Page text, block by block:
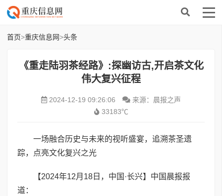
首页>重庆信息网>头条
《重走陆羽茶经路》:探幽访古,开启茶文化
伟大复兴征程
2024-12-19 09:26:06
来源：晨报之声
33183℃
一场融合历史与未来的视听盛宴，追溯茶圣遗
踪，点亮文化复兴之光
【2024年12月18日，中国·长兴】中国晨报报
道：